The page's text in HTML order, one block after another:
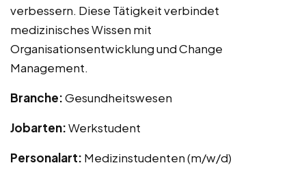
verbessern. Diese Tätigkeit verbindet
medizinisches Wissen mit
Organisationsentwicklung und Change
Management.
Branche:Gesundheitswesen
Jobarten:Werkstudent
Personalart: Medizinstudenten (m/w/d)